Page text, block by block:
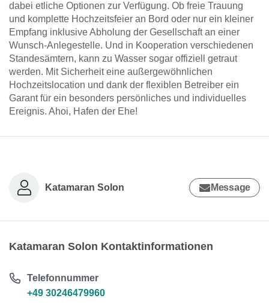
dabei etliche Optionen zur Verfügung. Ob freie Trauung
und komplette Hochzeitsfeier an Bord oder nur ein kleiner
Empfang inklusive Abholung der Gesellschaft an einer
Wunsch-Anlegestelle. Und in Kooperation verschiedenen
Standesämtern, kann zu Wasser sogar offiziell getraut
werden. Mit Sicherheit eine außergewöhnlichen
Hochzeitslocation und dank der flexiblen Betreiber ein
Garant für ein besonders persönliches und individuelles
Ereignis. Ahoi, Hafen der Ehe!
Katamaran Solon Message
Katamaran Solon Kontaktinformationen
Telefonnummer
+49 30246479960